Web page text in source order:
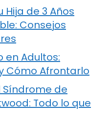
Hija de 3 Años
Consejos
en Adultos:
Cómo Afrontarlo
de
Todo lo que